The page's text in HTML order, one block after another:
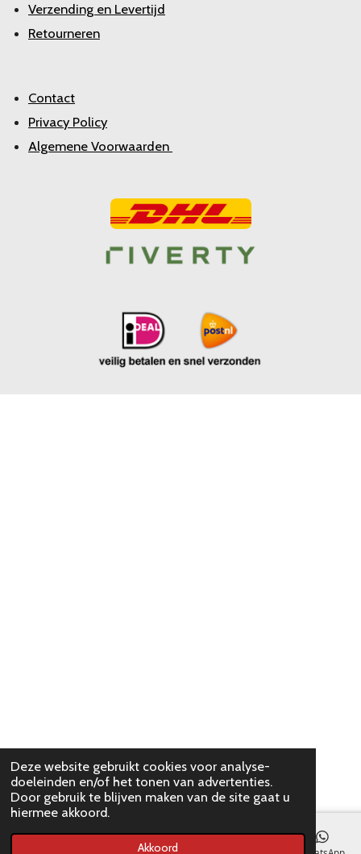
Deze website gebruikt cookies voor analyse-
doeleinden en/of het tonen van advertenties.
Door gebruik te blijven maken van de site gaat u
hiermee akkoord.
Akkoord
Verzending en Levertijd
Retourneren
Contact
Privacy Policy
Algemene Voorwaarden